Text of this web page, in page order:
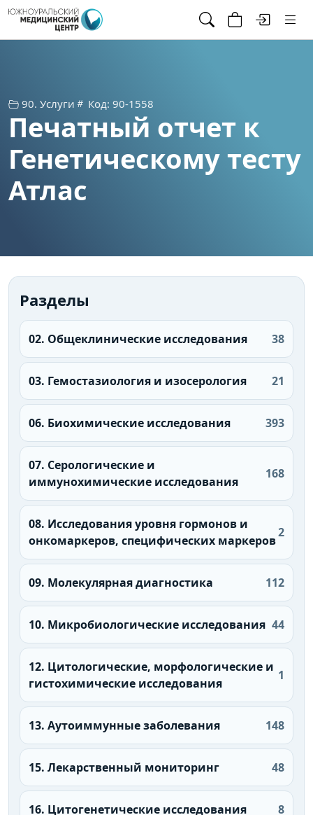
90. Услуги Код: 90-1558
Печатный отчет к
Генетическому тесту
Атлас
Разделы
02. Общеклинические исследования 38
03. Гемостазиология и изосерология 21
06. Биохимические исследования 393
07. Серологические и
иммунохимические исследования
168
08. Исследования уровня гормонов и
онкомаркеров, специфических маркеров
2
09. Молекулярная диагностика 112
10. Микробиологические исследования 44
12. Цитологические, морфологические и
гистохимические исследования
1
13. Аутоиммунные заболевания 148
15. Лекарственный мониторинг 48
16. Цитогенетические исследования 8